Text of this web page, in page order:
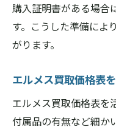
購入証明書がある場合
す。こうした準備によ
がります。
エルメス買取価格表
エルメス買取価格表を
付属品の有無など細か